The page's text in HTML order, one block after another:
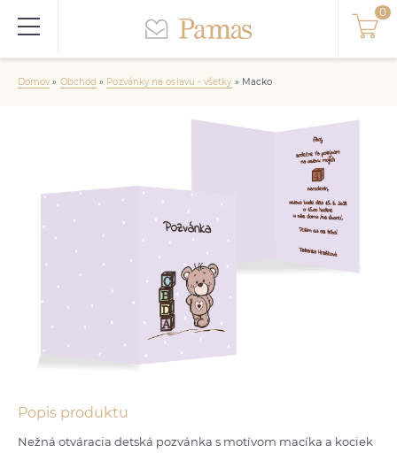
Domov» Obchod » Pozvánky na oslavu - všetky » Macko
Popis produktu
Nežná otváracia detská pozvánka s motívom macíka a kociek